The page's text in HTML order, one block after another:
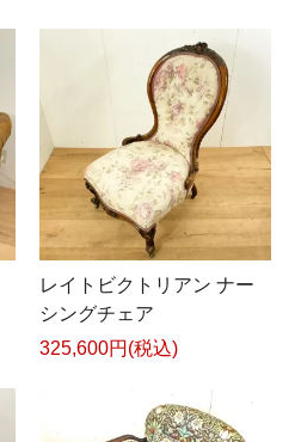
レイトビクトリアン ナー
シングチェア
325,600円(税込)